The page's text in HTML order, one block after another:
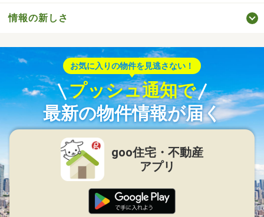
情報の新しさ
お気に入りの物件を見逃さない！
プッシュ通知で
最新の物件情報が届く
goo住宅・不動産
アプリ